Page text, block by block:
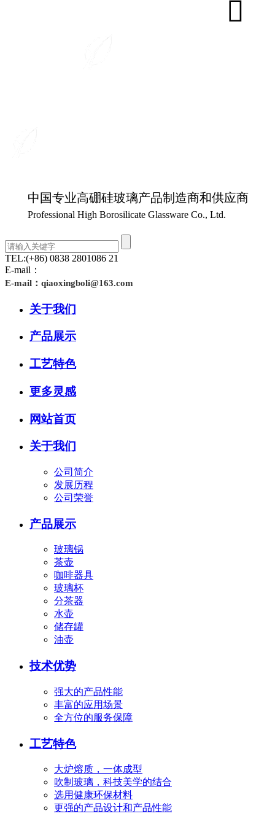
中国专业高硼硅玻璃产品制造商和供应商
Professional High Borosilicate Glassware Co., Ltd.
TEL:(+86) 0838 2801086 21
E-mail：
E-mail：qiaoxingboli@163.com
关于我们
产品展示
工艺特色
更多灵感
网站首页
关于我们
公司简介
发展历程
公司荣誉
产品展示
玻璃锅
茶壶
咖啡器具
玻璃杯
分茶器
水壶
储存罐
油壶
技术优势
强大的产品性能
丰富的应用场景
全方位的服务保障
工艺特色
大炉熔质，一体成型
吹制玻璃，科技美学的结合
选用健康环保材料
更强的产品设计和产品性能